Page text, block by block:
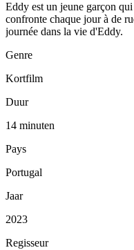
Eddy est un jeune garçon
confronte chaque jour à de
journée dans la vie d'Eddy.
Genre
Kortfilm
Duur
14 minuten
Pays
Portugal
Jaar
2023
Regisseur